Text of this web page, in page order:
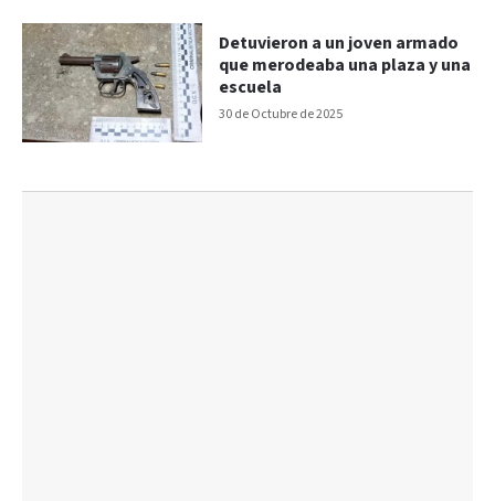
30 de Octubre de 2025
Detuvieron a un joven armado
que merodeaba una plaza y una
escuela